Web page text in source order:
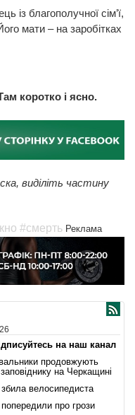
із благополучної сім’ї,
мати – на заробітках
коротко і ясно.
виділіть частину
#смерть Реклама
на наш канал
продовжують
на Черкащині
велосипедиста
про грози